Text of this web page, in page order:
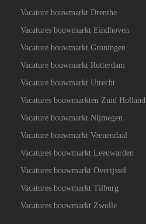
Vacature bouwmarkt Drenthe
Vacatures bouwmarkt Eindhoven
Vacature bouwmarkt Groningen
Vacature bouwmarkt Rotterdam
Vacature bouwmarkt Utrecht
Vacatures bouwmarkten Zuid Holland
Vacature bouwmarkt Nijmegen
Vacature bouwmarkt Veenendaal
Vacatures bouwmarkt Leeuwarden
Vacatures bouwmarkt Overijssel
Vacatures bouwmarkt Tilburg
Vacatures bouwmarkt Zwolle